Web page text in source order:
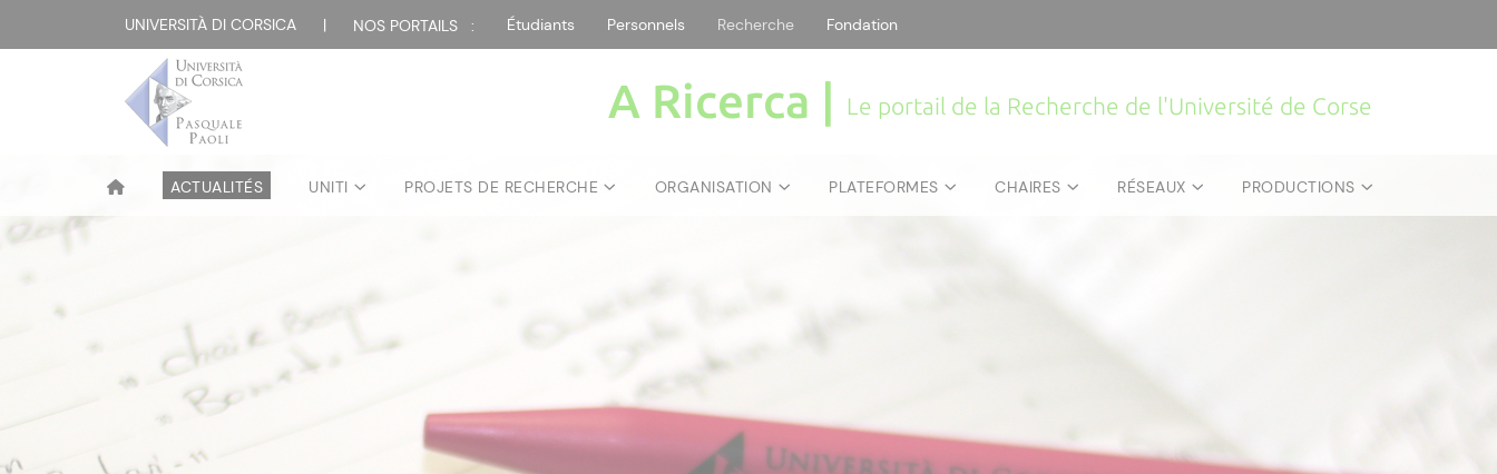
UNIVERSITÀ DI CORSICA | NOS PORTAILS : Étudiants Personnels Recherche Fondation
A Ricerca | Le portail de la Recherche de l'Université de Corse
ACTUALITÉS UNITI PROJETS DE RECHERCHE ORGANISATION PLATEFORMES CHAIRES RÉSEAUX PRODUCTIONS